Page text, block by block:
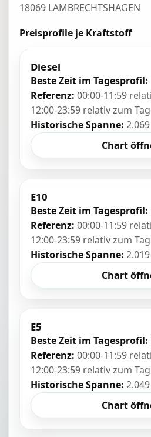
18069 LAMBRECHTSHAGEN
Preisprofile je Kraftstoff
Diesel
Beste Zeit im Tagesprofil:
Referenz: 00:00-11:59
12:00-23:59 relativ zum
Historische Spanne:
Chart
E10
Beste Zeit im Tagesprofil:
Referenz: 00:00-11:59
12:00-23:59 relativ zum
Historische Spanne:
Chart
E5
Beste Zeit im Tagesprofil:
Referenz: 00:00-11:59
12:00-23:59 relativ zum
Historische Spanne:
Chart